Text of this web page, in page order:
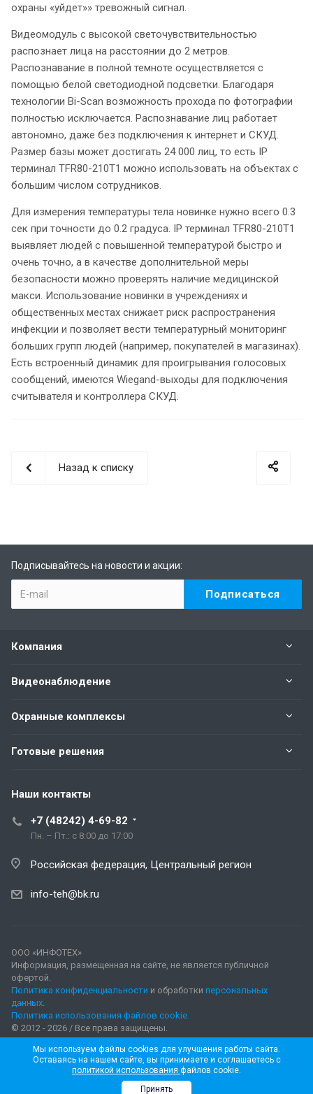
охраны «уйдет»» тревожный сигнал.
Видеомодуль с высокой светочувствительностью
распознает лица на расстоянии до 2 метров.
Распознавание в полной темноте осуществляется с
помощью белой светодиодной подсветки. Благодаря
технологии Bi-Scan возможность прохода по фотографии
полностью исключается. Распознавание лиц работает
автономно, даже без подключения к интернет и СКУД.
Размер базы может достигать 24 000 лиц, то есть IP
терминал TFR80-210T1 можно использовать на объектах с
большим числом сотрудников.
Для измерения температуры тела новинке нужно всего 0.3
сек при точности до 0.2 градуса. IP терминал TFR80-210T1
выявляет людей с повышенной температурой быстро и
очень точно, а в качестве дополнительной меры
безопасности можно проверять наличие медицинской
макси. Использование новинки в учреждениях и
общественных местах снижает риск распространения
инфекции и позволяет вести температурный мониторинг
больших групп людей (например, покупателей в магазинах).
Есть встроенный динамик для проигрывания голосовых
сообщений, имеются Wiegand-выходы для подключения
считывателя и контроллера СКУД.
Назад к списку
Подписывайтесь на новости и акции:
Компания
Видеонаблюдение
Охранные комплексы
Готовые решения
Наши контакты
+7 (48242) 4-69-82
Пн. – Пт.: с 8:00 до 17:00
Российская федерация, Центральный регион
info-teh@bk.ru
ООО «ИНФОТЕХ»
Информация, размещенная на сайте, не является публичной
офертой.
Политика конфиденциальности и обработки персональных
данных.
Политика использования файлов cookie.
© 2012 - 2026 / Все права защищены.
Мы используем файлы cookies для улучшения работы сайта.
Оставаясь на нашем сайте, вы принимаете и соглашаетесь с
политикой использования файлов cookie.
Принять